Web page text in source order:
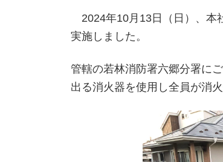
新
日
2024年10月13日（日）、本
実施しました。
管轄の若林消防署六郷分署に
出る消火器を使用し全員が消